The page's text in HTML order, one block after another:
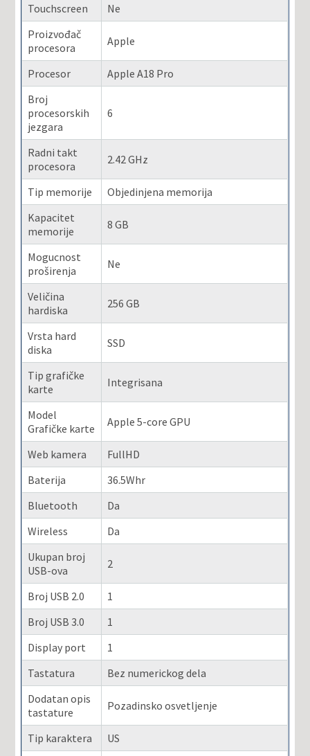
Touchscreen
Ne
Proizvođač
procesora
Apple
Procesor
Apple A18 Pro
Broj
procesorskih
jezgara
6
Radni takt
procesora
2.42 GHz
Tip memorije
Objedinjena memorija
Kapacitet
memorije
8 GB
Mogucnost
proširenja
Ne
Veličina
hardiska
256 GB
Vrsta hard
diska
SSD
Tip grafičke
karte
Integrisana
Model
Grafičke karte
Apple 5-core GPU
Web kamera
FullHD
Baterija
36.5Whr
Bluetooth
Da
Wireless
Da
Ukupan broj
USB-ova
2
Broj USB 2.0
1
Broj USB 3.0
1
Display port
1
Tastatura
Bez numerickog dela
Dodatan opis
tastature
Pozadinsko osvetljenje
Tip karaktera
US